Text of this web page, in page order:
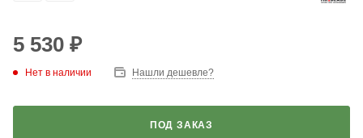
5 530 ₽
Нет в наличии Нашли дешевле?
ПОД ЗАКАЗ